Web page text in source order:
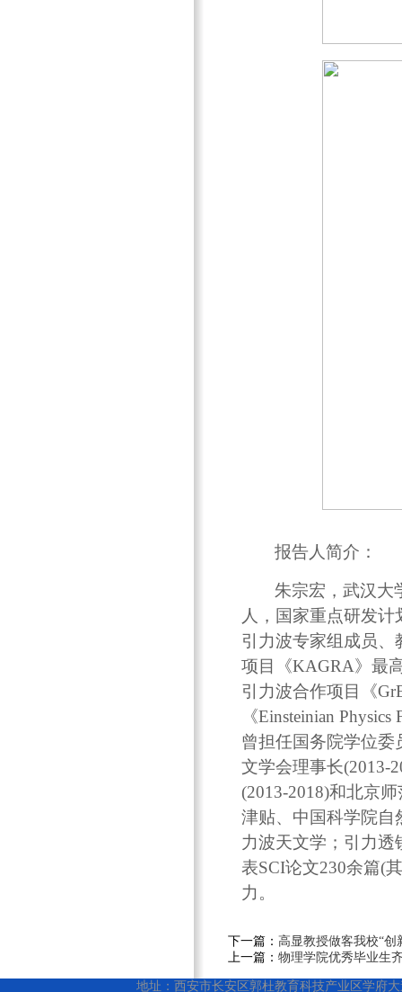
报告人简介：
朱宗宏，武汉大
人，国家重点研发
引力波专家组成员
项目
《KAGRA》 最
引力波合作项目
《
《Einsteinian Physics
曾担任国务院学位
文学会理事长(2013-
(2013-2018)和北京
津贴、中国科学院自
力波天文学；引力
表SCI论文230余篇(
力。
下一篇： 高显教授做客我校“创
上一篇： 物理学院优秀毕业生
地址：西安市长安区郭杜教育科技产业区学府